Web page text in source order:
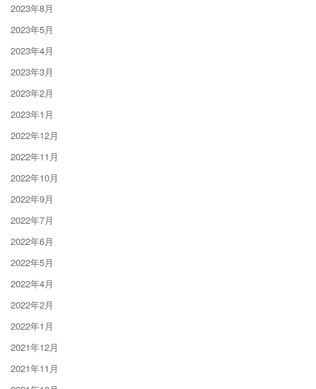
2023年8月
2023年5月
2023年4月
2023年3月
2023年2月
2023年1月
2022年12月
2022年11月
2022年10月
2022年9月
2022年7月
2022年6月
2022年5月
2022年4月
2022年2月
2022年1月
2021年12月
2021年11月